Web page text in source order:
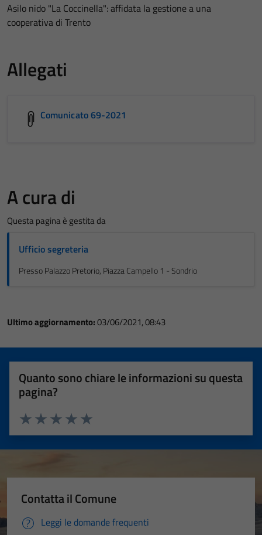
Asilo nido "La Coccinella": affidata la gestione a una
cooperativa di Trento
Allegati
Comunicato 69-2021
A cura di
Questa pagina è gestita da
Ufficio segreteria
Presso Palazzo Pretorio, Piazza Campello 1 - Sondrio
Ultimo aggiornamento:03/06/2021, 08:43
Quanto sono chiare le informazioni su questa
pagina?
Valuta 5 stelle su 5
Valuta 4 stelle su 5
Valuta 3 stelle su 5
Valuta 2 stelle su 5
Valuta 1 stelle su 5
Contatta il Comune
Leggi le domande frequenti